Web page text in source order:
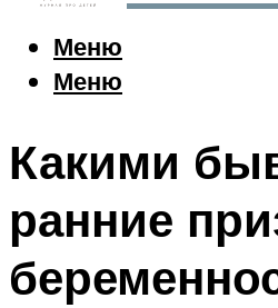
Меню
Меню
Какими
ранние